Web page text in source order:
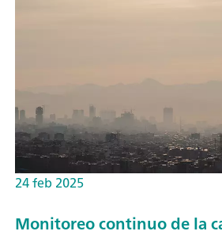
24 feb 2025
Monitoreo continuo de la